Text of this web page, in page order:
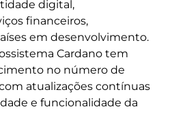
digital,
financeiros,
em desenvolvimento.
Cardano tem
no número de
atualizações contínuas
e funcionalidade da